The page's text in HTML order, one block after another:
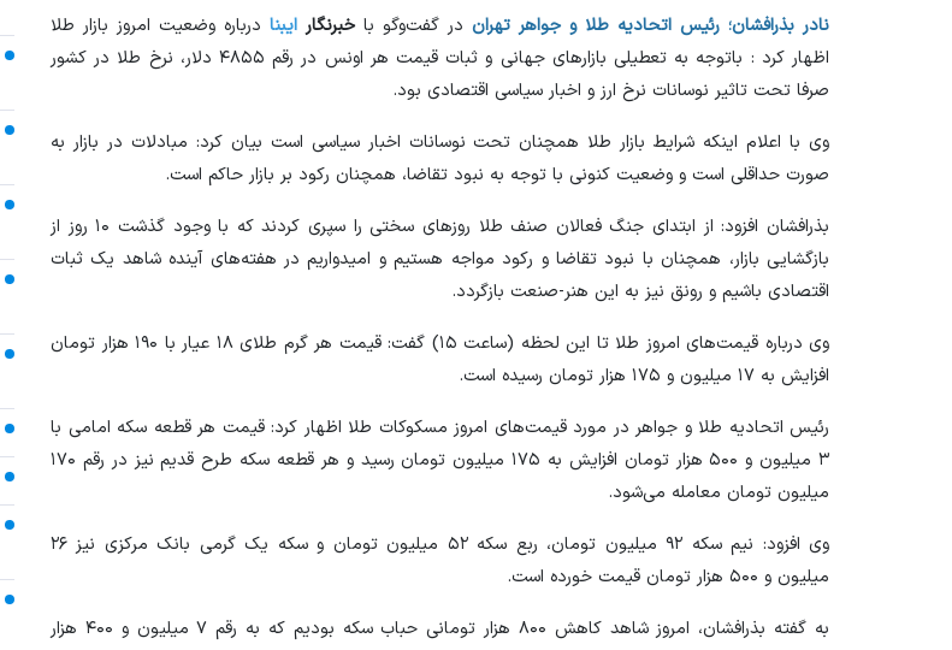
نادر بذرافشان؛ رئیس اتحادیه طلا و جواهر تهران در گفت‌و‌گو با خبرنگار ایبنا درباره وضعیت امروز بازار طلا
اظهار کرد : باتوجه به تعطیلی بازار‌های جهانی و ثبات قیمت هر اونس در رقم ۴۸۵۵ دلار، نرخ طلا در کشور
صرفا تحت تاثیر نوسانات نرخ ارز و اخبار سیاسی اقتصادی بود.
وی با اعلام اینکه شرایط بازار طلا همچنان تحت نوسانات اخبار سیاسی است بیان کرد: مبادلات در بازار به
صورت حداقلی است و وضعیت کنونی با توجه به نبود تقاضا، همچنان رکود بر بازار حاکم است.
بذرافشان افزود: از ابتدای جنگ فعالان صنف طلا روز‌های سختی را سپری کردند که با وجود گذشت ۱۰ روز از
بازگشایی بازار، همچنان با نبود تقاضا و رکود مواجه هستیم و امیدواریم در هفته‌های آینده شاهد یک ثبات
اقتصادی باشیم و رونق نیز به این هنر-صنعت بازگردد.
وی درباره قیمت‌های امروز طلا تا این لحظه (ساعت ۱۵) گفت: قیمت هر گرم طلای ۱۸ عیار با ۱۹۰ هزار تومان
افزایش به ۱۷ میلیون و ۱۷۵ هزار تومان رسیده است.
رئیس اتحادیه طلا و جواهر در مورد قیمت‌های امروز مسکوکات طلا اظهار کرد: قیمت هر قطعه سکه امامی با
۳ میلیون و ۵۰۰ هزار تومان افزایش به ۱۷۵ میلیون تومان رسید و هر قطعه سکه طرح قدیم نیز در رقم ۱۷۰
میلیون تومان معامله می‌شود.
وی افزود: نیم سکه ۹۲ میلیون تومان، ربع سکه ۵۲ میلیون تومان و سکه یک گرمی بانک مرکزی نیز ۲۶
میلیون و ۵۰۰ هزار تومان قیمت خورده است.
به گفته بذرافشان، امروز شاهد کاهش ۸۰۰ هزار تومانی حباب سکه بودیم که به رقم ۷ میلیون و ۴۰۰ هزار